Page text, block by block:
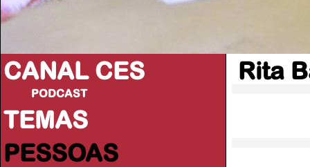
CANAL CES
PODCAST
TEMAS
PESSOAS
Rita